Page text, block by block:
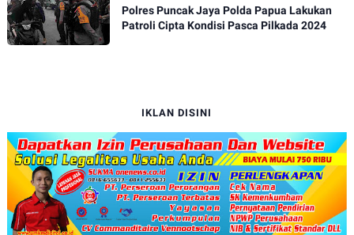
Polres Puncak Jaya Polda Papua Lakukan
Patroli Cipta Kondisi Pasca Pilkada 2024
IKLAN DISINI